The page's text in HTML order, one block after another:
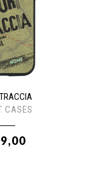
CASES